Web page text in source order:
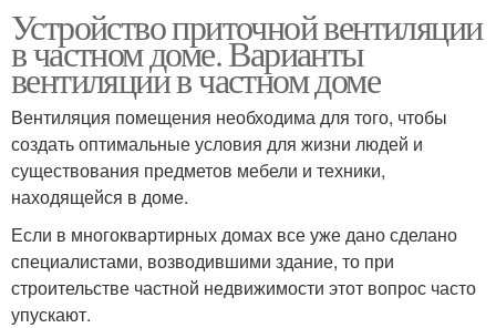
Устройство приточной вентиляции
в частном доме. Варианты
вентиляции в частном доме
Вентиляция помещения необходима для того, чтобы
создать оптимальные условия для жизни людей и
существования предметов мебели и техники,
находящейся в доме.
Если в многоквартирных домах все уже дано сделано
специалистами, возводившими здание, то при
строительстве частной недвижимости этот вопрос часто
упускают.